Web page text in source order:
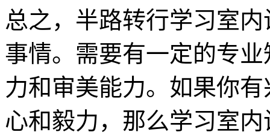
总之，半路转行学习室
事情。需要有一定的专
力和审美能力。如果你
心和毅力，那么学习室